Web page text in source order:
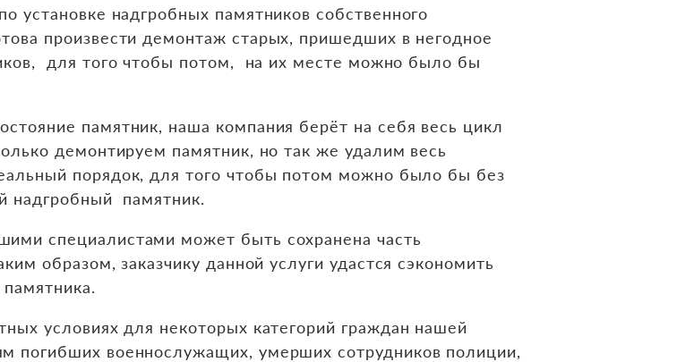
установке надгробных памятников собственного
произвести демонтаж старых, пришедших в негодное
для того чтобы потом, на их месте можно было бы
памятник, наша компания берёт на себя весь цикл
демонтируем памятник, но так же удалим весь
порядок, для того чтобы потом можно было бы без
надгробный памятник.
специалистами может быть сохранена часть
образом, заказчику данной услуги удастся сэкономить
памятника.
условиях для некоторых категорий граждан нашей
погибших военнослужащих, умерших сотрудников полиции,